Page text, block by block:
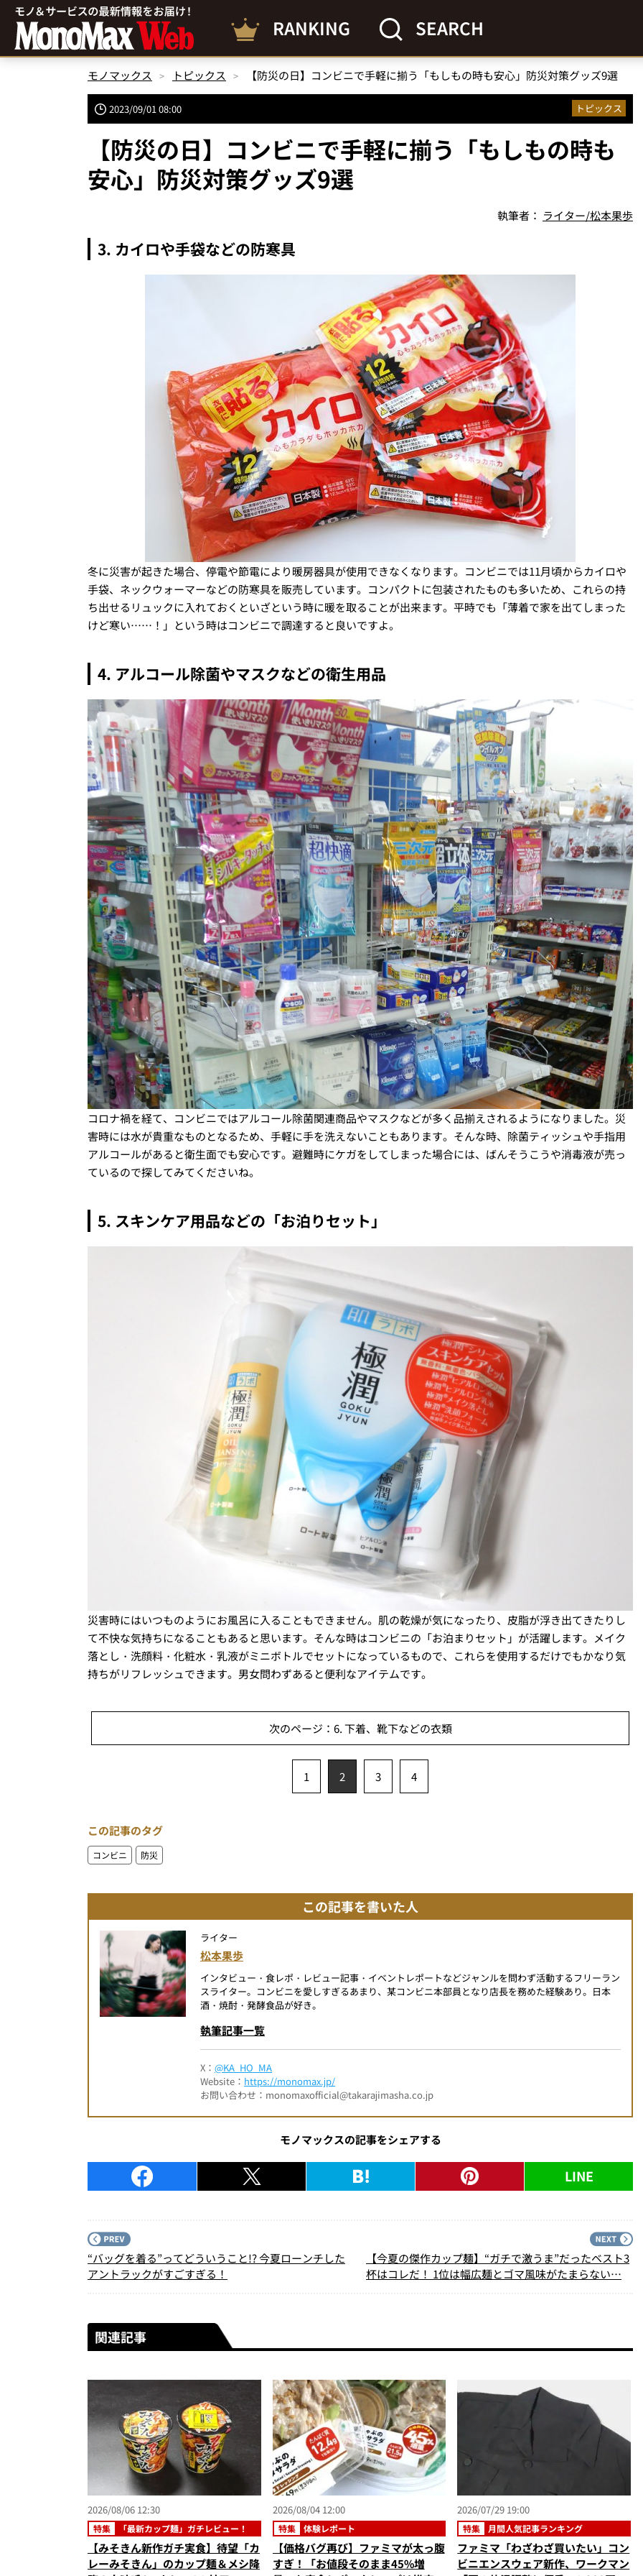
RANKING SEARCH
モノマックス トピックス 【防災の日】コンビニで手軽に揃う「もしもの時も安心」防災対策グッズ9選
2023/09/01 08:00 トピックス
【防災の日】コンビニで手軽に揃う「もしもの時も
安心」防災対策グッズ9選
執筆者： ライター/松本果歩
3. カイロや手袋などの防寒具
冬に災害が起きた場合、停電や節電により暖房器具が使用できなくなります。コンビニでは11月頃からカイロや
手袋、ネックウォーマーなどの防寒具を販売しています。コンパクトに包装されたものも多いため、これらの持
ち出せるリュックに入れておくといざという時に暖を取ることが出来ます。平時でも「薄着で家を出てしまった
けど寒い……！」という時はコンビニで調達すると良いですよ。
4. アルコール除菌やマスクなどの衛生用品
コロナ禍を経て、コンビニではアルコール除菌関連商品やマスクなどが多く品揃えされるようになりました。災
害時には水が貴重なものとなるため、手軽に手を洗えないこともあります。そんな時、除菌ティッシュや手指用
アルコールがあると衛生面でも安心です。避難時にケガをしてしまった場合には、ばんそうこうや消毒液が売っ
ているので探してみてくださいね。
5. スキンケア用品などの「お泊りセット」
災害時にはいつものようにお風呂に入ることもできません。肌の乾燥が気になったり、皮脂が浮き出てきたりし
て不快な気持ちになることもあると思います。そんな時はコンビニの「お泊まりセット」が活躍します。メイク
落とし・洗顔料・化粧水・乳液がミニボトルでセットになっているもので、これらを使用するだけでもかなり気
持ちがリフレッシュできます。男女問わずあると便利なアイテムです。
次のページ：6. 下着、靴下などの衣類
1 2 3 4
この記事のタグ
コンビニ 防災
この記事を書いた人
ライター
松本果歩
インタビュー・食レポ・レビュー記事・イベントレポートなどジャンルを問わず活動するフリーラン
スライター。コンビニを愛しすぎるあまり、某コンビニ本部員となり店長を務めた経験あり。日本
酒・焼酎・発酵食品が好き。
執筆記事一覧
X： @KA_HO_MA
Website： https://monomax.jp/
お問い合わせ：monomaxofficial@takarajimasha.co.jp
モノマックスの記事をシェアする
LINE
“バッグを着る”ってどういうこと!? 今夏ローンチした
アントラックがすごすぎる！
【今夏の傑作カップ麺】“ガチで激うま”だったベスト3
杯はコレだ！ 1位は幅広麺とゴマ風味がたまらない…
関連記事
2026/08/06 12:30
特集 「最新カップ麺」ガチレビュー！
【みそきん新作ガチ実食】待望「カ
レーみそきん」のカップ麺＆メシ降
2026/08/04 12:00
特集 体験レポート
【価格バグ再び】ファミマが太っ腹
すぎ！「お値段そのまま45%増
2026/07/29 19:00
特集 月間人気記事ランキング
ファミマ「わざわざ買いたい」コン
ビニエンスウェア新作、ワークマン